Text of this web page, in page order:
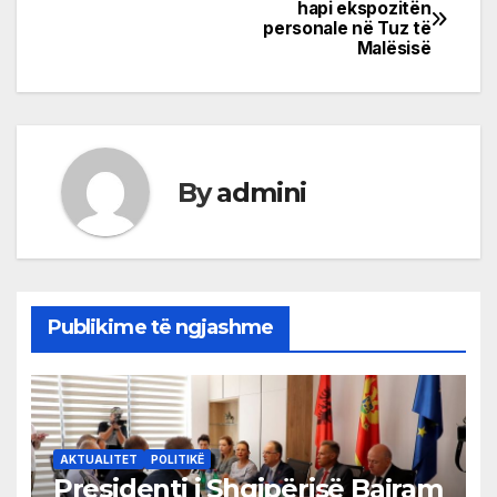
hapi ekspozitën
personale në Tuz të
Malësisë
Byadmini
Publikime të ngjashme
AKTUALITET POLITIKË
Presidenti i Shqipërisë Bajram